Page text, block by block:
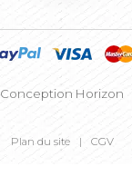
Conception Horizon
Plan du site CGV